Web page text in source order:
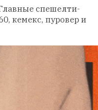
спешелти-
кемекс, пуровер и